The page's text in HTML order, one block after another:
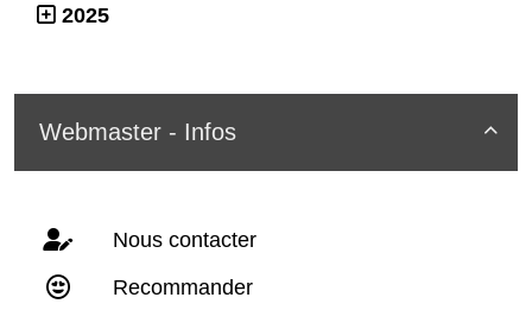
2025

Webmaster - Infos
Nous contacter
Recommander